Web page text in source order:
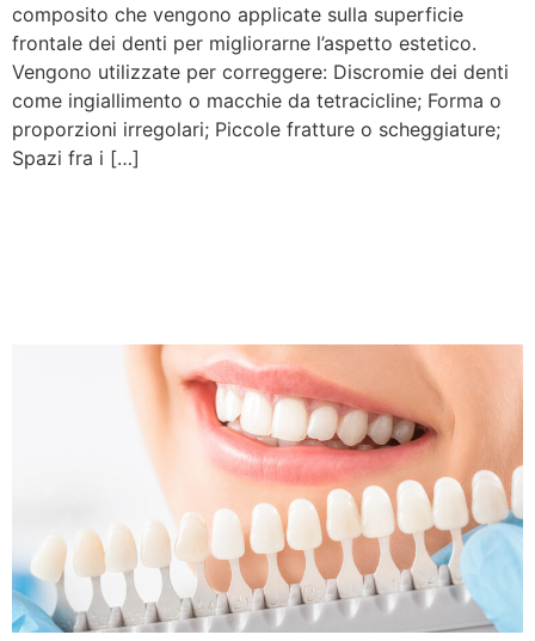
composito che vengono applicate sulla superficie
frontale dei denti per migliorarne l’aspetto estetico.
Vengono utilizzate per correggere: Discromie dei denti
come ingiallimento o macchie da tetracicline; Forma o
proporzioni irregolari; Piccole fratture o scheggiature;
Spazi fra i […]